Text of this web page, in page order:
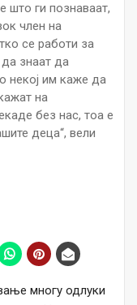
што ги познаваат,
член на
се работи за
знаат да
некој им каже да
на
без нас, тоа е
деца“, вели
многу одлуки